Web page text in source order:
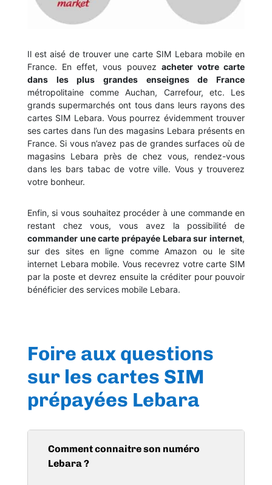
Il est aisé de trouver une carte SIM Lebara mobile en
France. En effet, vous pouvez acheter votre carte
dans les plus grandes enseignes de France
métropolitaine comme Auchan, Carrefour, etc. Les
grands supermarchés ont tous dans leurs rayons des
cartes SIM Lebara. Vous pourrez évidemment trouver
ses cartes dans l’un des magasins Lebara présents en
France. Si vous n’avez pas de grandes surfaces où de
magasins Lebara près de chez vous, rendez-vous
dans les bars tabac de votre ville. Vous y trouverez
votre bonheur.
Enfin, si vous souhaitez procéder à une commande en
restant chez vous, vous avez la possibilité de
commander une carte prépayée Lebara sur internet,
sur des sites en ligne comme Amazon ou le site
internet Lebara mobile. Vous recevrez votre carte SIM
par la poste et devrez ensuite la créditer pour pouvoir
bénéficier des services mobile Lebara.
Foire aux questions
sur les cartes SIM
prépayées Lebara
Comment connaitre son numéro
Lebara ?